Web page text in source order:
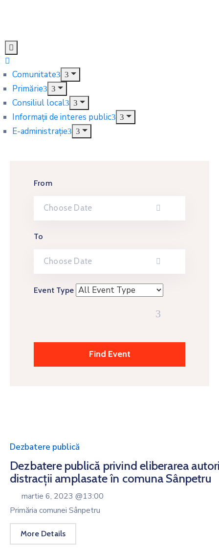
Comunitate
Primărie
Consiliul local
Informații de interes public
E-administrație
From
To
Event Type
Dezbatere publică
Dezbatere publică privind eliberarea
distracții amplasate în comuna Sânpetru
martie 6, 2023 @13:00
Primăria comunei Sânpetru
More Details